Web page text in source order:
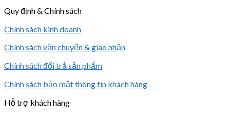
Quy định & Chính sách
Chính sách kinh doanh
Chính sách vận chuyển & giao nhận
Chính sách đổi trả sản phẩm
Chính sách bảo mật thông tin khách hàng
Hỗ trợ khách hàng